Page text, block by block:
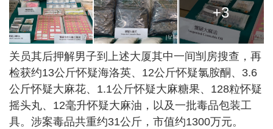
+3
关员其后押解男子到上述大厦其中一间㓥房搜查，再
检获约13公斤怀疑海洛英、12公斤怀疑氯胺酮、3.6
公斤怀疑大麻花、1.1公斤怀疑大麻糖果、128粒怀疑
摇头丸、12毫升怀疑大麻油，以及一批毒品包装工
具。涉案毒品共重约31公斤，市值约1300万元。